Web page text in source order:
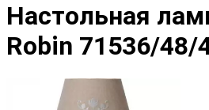
Настольная
Robin 71536/48/